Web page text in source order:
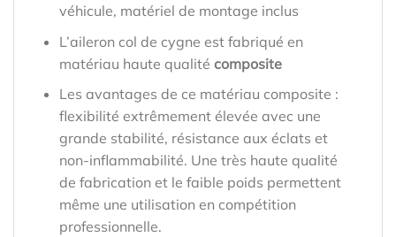
véhicule, matériel de montage inclus
L’aileron col de cygne est fabriqué en
matériau haute qualité composite
Les avantages de ce matériau composite :
flexibilité extrêmement élevée avec une
grande stabilité, résistance aux éclats et
non-inflammabilité. Une très haute qualité
de fabrication et le faible poids permettent
même une utilisation en compétition
professionnelle.